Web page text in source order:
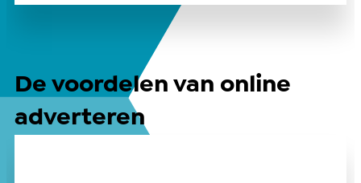
De voordelen van online
adverteren